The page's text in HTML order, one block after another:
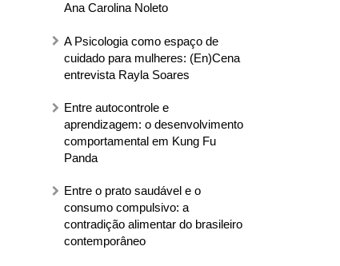
Ana Carolina Noleto
A Psicologia como espaço de
cuidado para mulheres: (En)Cena
entrevista Rayla Soares
Entre autocontrole e
aprendizagem: o desenvolvimento
comportamental em Kung Fu
Panda
Entre o prato saudável e o
consumo compulsivo: a
contradição alimentar do brasileiro
contemporâneo